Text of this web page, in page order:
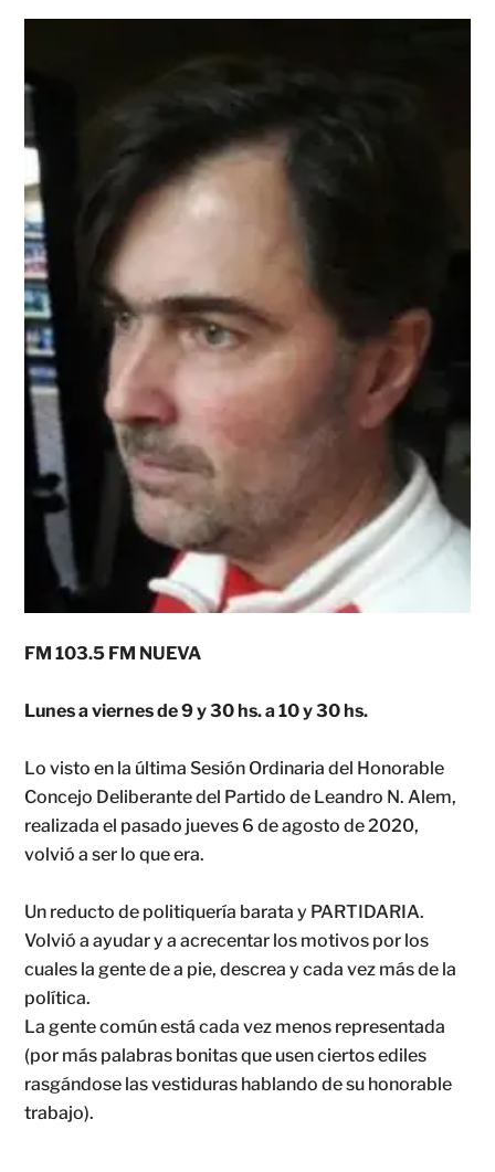
FM 103.5 FM NUEVA
Lunes a viernes de 9 y 30 hs. a 10 y 30 hs.
Lo visto en la última Sesión Ordinaria del Honorable
Concejo Deliberante del Partido de Leandro N. Alem,
realizada el pasado jueves 6 de agosto de 2020,
volvió a ser lo que era.
Un reducto de politiquería barata y PARTIDARIA.
Volvió a ayudar y a acrecentar los motivos por los
cuales la gente de a pie, descrea y cada vez más de la
política.
La gente común está cada vez menos representada
(por más palabras bonitas que usen ciertos ediles
rasgándose las vestiduras hablando de su honorable
trabajo).